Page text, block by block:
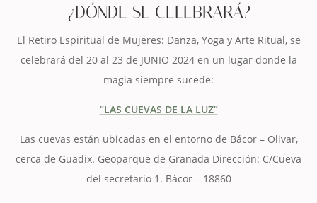
¿DÓNDE SE CELEBRARÁ?
El Retiro Espiritual de Mujeres: Danza, Yoga y Arte Ritual, se
celebrará del 20 al 23 de JUNIO 2024 en un lugar donde la
magia siempre sucede:
“LAS CUEVAS DE LA LUZ”
Las cuevas están ubicadas en el entorno de Bácor – Olivar,
cerca de Guadix. Geoparque de Granada Dirección: C/Cueva
del secretario 1. Bácor – 18860